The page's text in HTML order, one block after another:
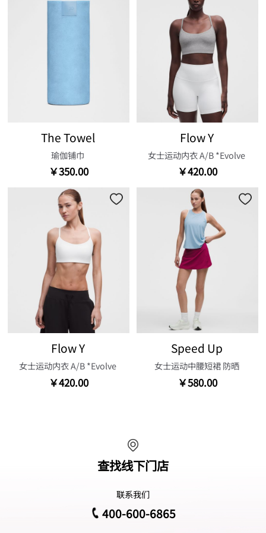
The Towel
瑜伽铺巾
￥350.00
Flow Y
女士运动内衣 A/B *Evolve
￥420.00
Flow Y
女士运动内衣 A/B *Evolve
￥420.00
Speed Up
女士运动中腰短裙 防晒
￥580.00
查找线下门店
联系我们
400-600-6865